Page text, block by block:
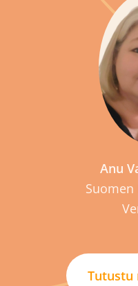
Anu
Suomen
Tutustu